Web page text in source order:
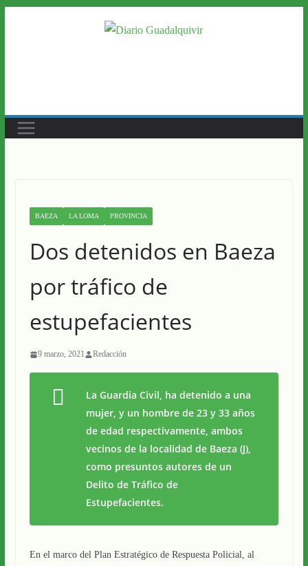
BAEZA LA LOMA PROVINCIA
Dos detenidos en Baeza
por tráfico de
estupefacientes
9 marzo, 2021 Redacción
La Guardia Civil, ha detenido a una
mujer, y un hombre de 23 y 33 años
de edad respectivamente, ambos
vecinos de la localidad de Baeza (J),
como presuntos autores de un
Delito de Tráfico de
Estupefacientes.
En el marco del Plan Estratégico de Respuesta Policial, al